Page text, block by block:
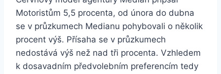
Motoristům 5,5 procenta, od února do dubna
se v průzkumech Medianu pohybovali o několik
procent výš. Přísaha se v průzkumech
nedostává výš než nad tři procenta. Vzhledem
k dosavadním předvolebním preferencím tedy